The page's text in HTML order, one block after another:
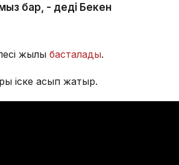
бар, - деді Бекен
жылы басталады.
іске асып жатыр.